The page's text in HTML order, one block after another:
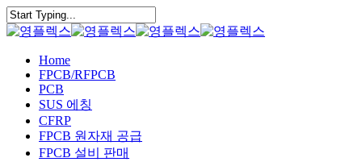
Skip
to
main
content
Close
Menu
Home
FPCB/RFPCB
PCB
SUS 에칭
CFRP
FPCB 원자재 공급
FPCB 설비 판매